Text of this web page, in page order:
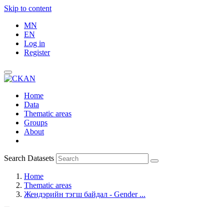
Skip to content
MN
EN
Log in
Register
Home
Data
Thematic areas
Groups
About
Search Datasets
Home
Thematic areas
Жендэрийн тэгш байдал - Gender ...